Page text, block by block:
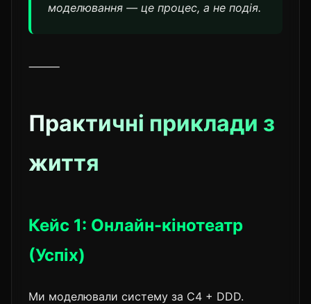
моделювання — це процес, а не подія.
⸻
Практичні приклади з
життя
Кейс 1: Онлайн-кінотеатр
(Успіх)
Ми моделювали систему за C4 + DDD.